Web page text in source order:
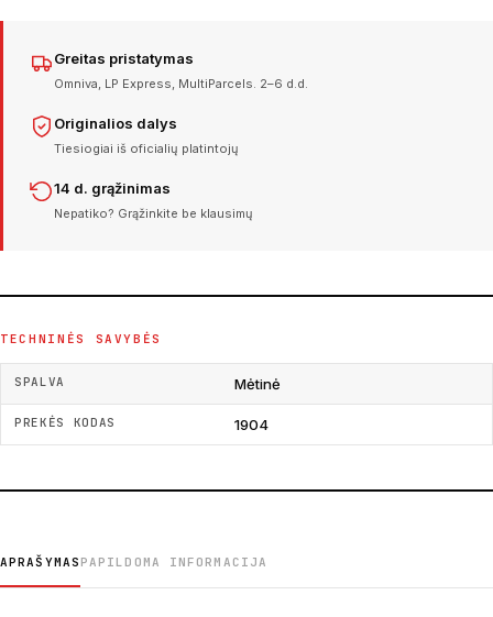
Greitas pristatymas
Omniva, LP Express, MultiParcels. 2–6 d.d.
Originalios dalys
Tiesiogiai iš oficialių platintojų
14 d. grąžinimas
Nepatiko? Grąžinkite be klausimų
TECHNINĖS SAVYBĖS
SPALVA Mėtinė
PREKĖS KODAS 1904
APRAŠYMAS PAPILDOMA INFORMACIJA